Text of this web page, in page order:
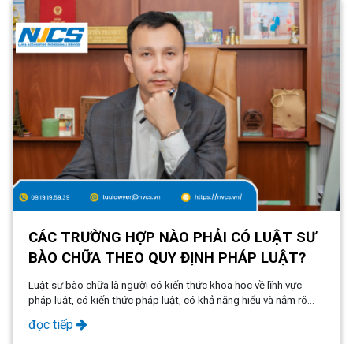
CÁC TRƯỜNG HỢP NÀO PHẢI CÓ LUẬT SƯ
BÀO CHỮA THEO QUY ĐỊNH PHÁP LUẬT?
Luật sư bào chữa là người có kiến ​​thức khoa học về lĩnh vực
pháp luật, có kiến ​​thức pháp luật, có khả năng hiểu và nắm rõ
các quy định của pháp luật.
đọc tiếp